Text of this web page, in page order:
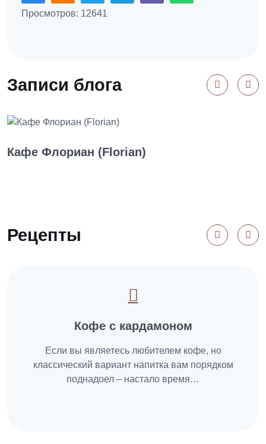
Просмотров: 12641
Записи блога
Кафе Флориан (Florian)
Рецепты
Кофе с кардамоном
Если вы являетесь любителем кофе, но
классический вариант напитка вам порядком
поднадоел – настало время…